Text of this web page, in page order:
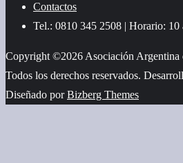
Contactos
Tel.: 0810 345 2508 | Horario: 10
Copyright ©2026 Asociación Argentina
Todos los derechos reservados.
Diseñado porBizberg Themes